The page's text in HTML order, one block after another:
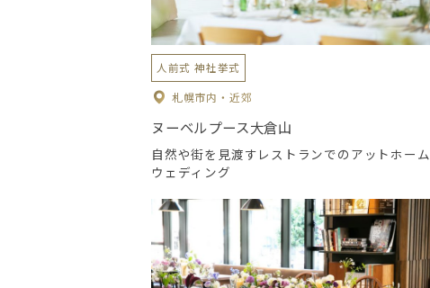
人前式 神社挙式
札幌市内・近郊
ヌーベルプース大倉山
自然や街を見渡すレストランでのアットホーム
ウェディング